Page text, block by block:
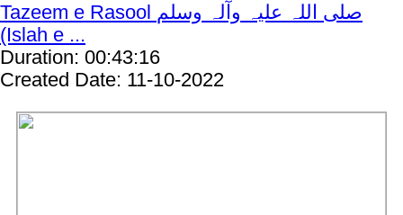
Tazeem e Rasool صلی اللہ علیہ وآلہ وسلم
(Islah e ...
Duration: 00:43:16
Created Date: 11-10-2022